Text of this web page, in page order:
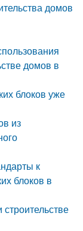
домов
домов в
блоков уже
из
к
блоков в